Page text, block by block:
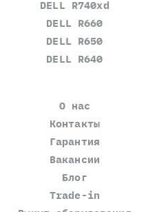
DELL R740xd
DELL R660
DELL R650
DELL R640
О нас
Контакты
Гарантия
Вакансии
Блог
Trade-in